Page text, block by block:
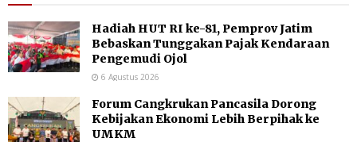
Hadiah HUT RI ke-81, Pemprov Jatim
Bebaskan Tunggakan Pajak Kendaraan
Pengemudi Ojol
6 Agustus 2026
Forum Cangkrukan Pancasila Dorong
Kebijakan Ekonomi Lebih Berpihak ke
UMKM